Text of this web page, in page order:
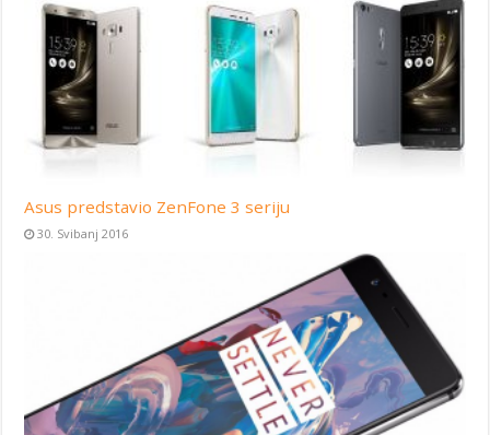
Asus predstavio ZenFone 3 seriju
30. Svibanj 2016